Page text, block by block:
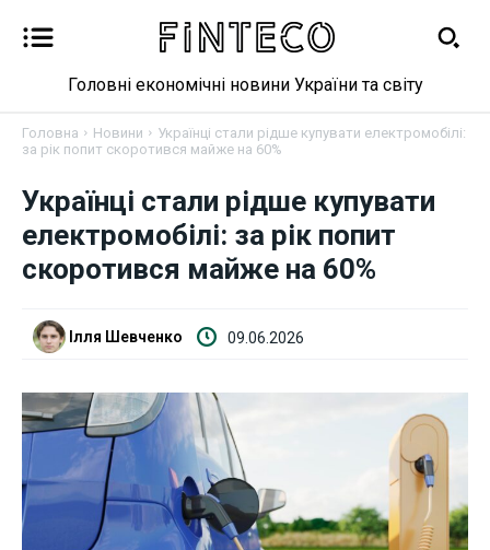
Новини
Бізнес
Криптовалюта
Робота і освіта
Публікації
Головні економічні новини України та світу
Головна Новини
Українці стали рідше купувати електромобілі:
за рік попит скоротився майже на 60%
Українці стали рідше купувати
електромобілі: за рік попит
скоротився майже на 60%
Ілля Шевченко 09.06.2026